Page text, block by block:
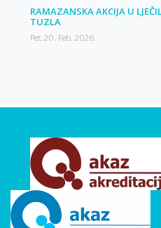
RAMAZANSKA AKCIJA U
TUZLA
Pet, 20. Feb. 2026.